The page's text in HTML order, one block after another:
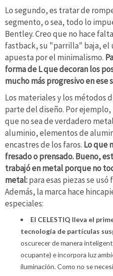
Lo segundo, es tratar de
segmento, o sea, todo lo
Bentley. Creo que no hace
fastback, su "parrilla" baja, el
apuesta por el minimalismo.
forma de L que decoran los
mucho más progresivo en ese
Los materiales y los métodos
parte del diseño. Por
que no sea de verdadero
aluminio, elementos de
encastres de los faros. Lo que
fresado o prensado. Bueno,
trabajó en metal porque no
metal:para esas piezas se
Además, la marca hace
especiales:
El CELESTIQ lleva el
tecnología de partículas
oscurecer de manera
ocupante) e incorpora luz
iluminación. Como no se